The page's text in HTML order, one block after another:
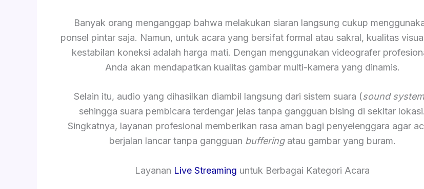
Banyak orang menganggap bahwa melakukan siaran langsung cukup
ponsel pintar saja. Namun, untuk acara yang bersifat formal atau sakral, kualitas
kestabilan koneksi adalah harga mati. Dengan menggunakan videografer
Anda akan mendapatkan kualitas gambar multi-kamera yang dinamis.
Selain itu, audio yang dihasilkan diambil langsung dari sistem suara (sound system
sehingga suara pembicara terdengar jelas tanpa gangguan bising di sekitar lokasi.
Singkatnya, layanan profesional memberikan rasa aman bagi penyelenggara agar
berjalan lancar tanpa gangguan bufferingatau gambar yang buram.
Layanan Live Streaming untuk Berbagai Kategori Acara